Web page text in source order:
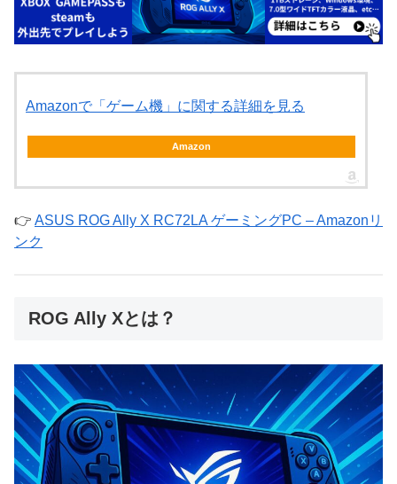
Amazonで「ゲーム機」に関する詳細を見る
Amazon
👉 ASUS ROG Ally X RC72LA ゲーミングPC – Amazonリ
ンク
ROG Ally Xとは？